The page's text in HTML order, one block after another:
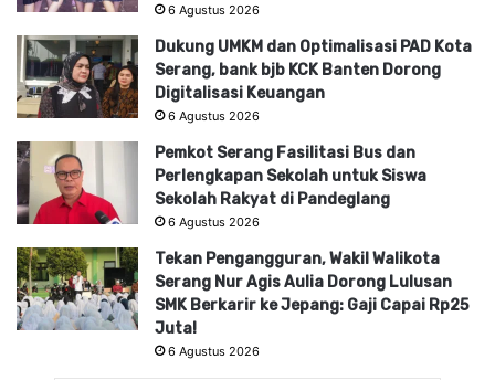
6 Agustus 2026
Dukung UMKM dan Optimalisasi PAD Kota
Serang, bank bjb KCK Banten Dorong
Digitalisasi Keuangan
6 Agustus 2026
Pemkot Serang Fasilitasi Bus dan
Perlengkapan Sekolah untuk Siswa
Sekolah Rakyat di Pandeglang
6 Agustus 2026
Tekan Pengangguran, Wakil Walikota
Serang Nur Agis Aulia Dorong Lulusan
SMK Berkarir ke Jepang: Gaji Capai Rp25
Juta!
6 Agustus 2026